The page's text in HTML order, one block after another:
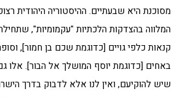
מסוכנת היא שבעתיים. ההיסטוריה היהודית
המלווה בהצדקות הלכתיות "עקמומיות",
קנאות כלפי גויים [כדוגמת שכם בן חמור],
באחים [כדוגמת יוסף המושלך אל הבור]. אלו
שיש להוקיעם, ואין לנו אלא לדבוק בדרך